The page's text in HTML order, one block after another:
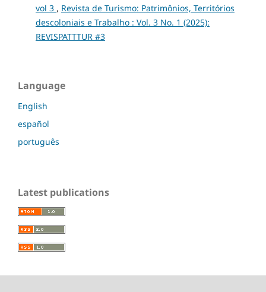
vol 3 , Revista de Turismo: Patrimônios, Territórios
descoloniais e Trabalho : Vol. 3 No. 1 (2025):
REVISPATTTUR #3
Language
English
español
português
Latest publications